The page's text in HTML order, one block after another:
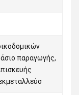
παραγωγής,